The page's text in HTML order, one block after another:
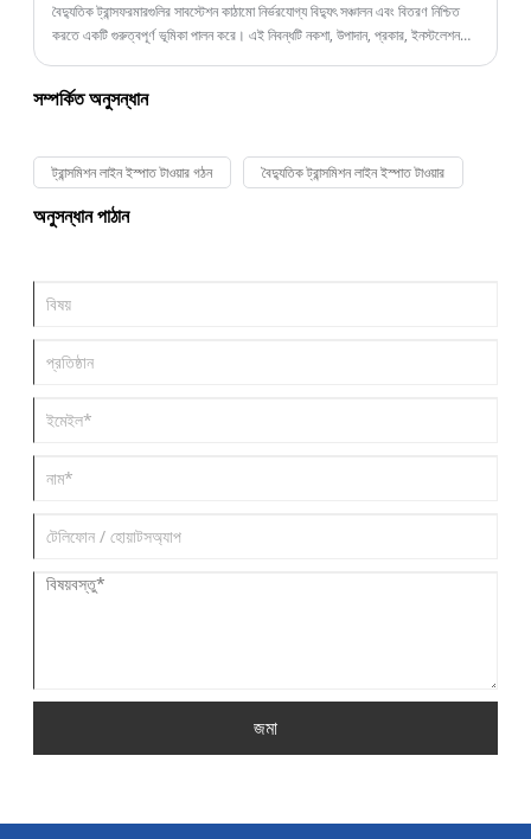
বৈদ্যুতিক ট্রান্সফরমারগুলির সাবস্টেশন কাঠামো নির্ভরযোগ্য বিদ্যুৎ সঞ্চালন এবং বিতরণ নিশ্চিত
করতে একটি গুরুত্বপূর্ণ ভূমিকা পালন করে। এই নিবন্ধটি নকশা, উপাদান, প্রকার, ইনস্টলেশন
কর্মক্ষমতা এবং নিরাপত্তাকে অপ্টিমাইজ করতে পারে যখন অপারেশনাল খরচ কমাতে পারে।
সম্পর্কিত অনুসন্ধান
ট্রান্সমিশন লাইন ইস্পাত টাওয়ার গঠন বৈদ্যুতিক ট্রান্সমিশন লাইন ইস্পাত টাওয়ার
অনুসন্ধান পাঠান
জমা